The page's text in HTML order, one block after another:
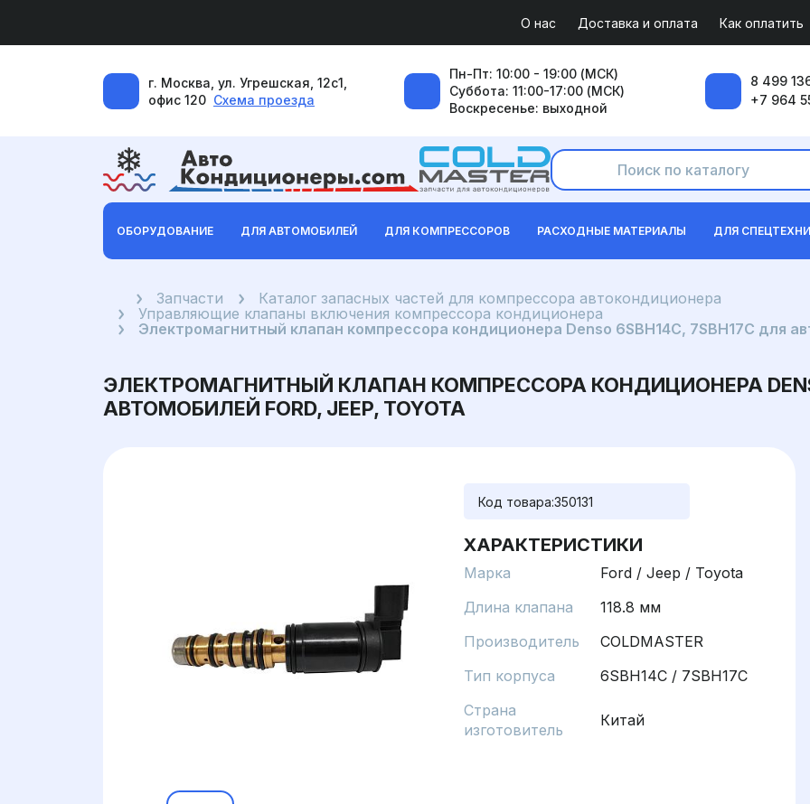
О нас Доставка и оплата Как оплатить
г. Москва, ул. Угрешская, 12с1,
офис 120 Схема проезда
Пн-Пт: 10:00 - 19:00 (МСК)
Суббота: 11:00-17:00 (МСК)
Воскресенье: выходной
8 499
+7 964
ОБОРУДОВАНИЕ ДЛЯ АВТОМОБИЛЕЙ ДЛЯ КОМПРЕССОРОВ РАСХОДНЫЕ МАТЕРИАЛЫ ДЛЯ
ГлавнаяЗапчасти
Каталог запасных частей для компрессора автокондиционера
Управляющие клапаны включения компрессора кондиционера
Электромагнитный клапан компрессора кондиционера Denso 6SBH14C, 7SBH17C для
ЭЛЕКТРОМАГНИТНЫЙ КЛАПАН КОМПРЕССОРА КОНДИЦИОНЕРА
АВТОМОБИЛЕЙ FORD, JEEP, TOYOTA
Код товара:350131
ХАРАКТЕРИСТИКИ
Марка
Ford / Jeep / Toyota
Длина клапана
118.8 мм
Производитель
COLDMASTER
Тип корпуса
6SBH14C / 7SBH17C
Страна
изготовитель
Китай